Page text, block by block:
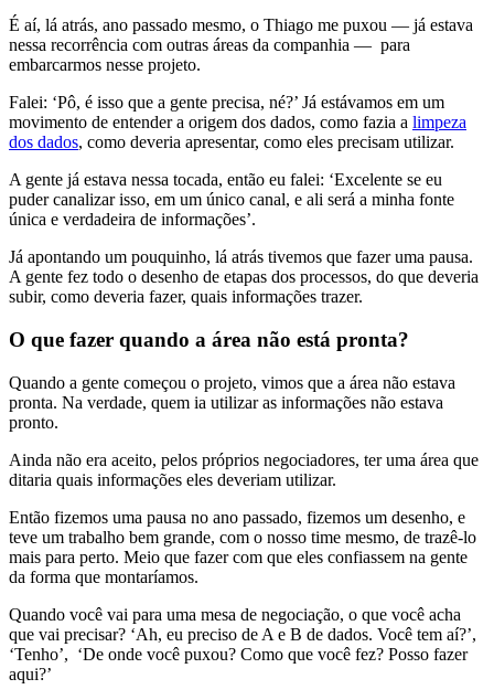
É aí, lá atrás, ano passado mesmo, o Thiago me puxou — já estava
nessa recorrência com outras áreas da companhia — para
embarcarmos nesse projeto.
Falei: ‘Pô, é isso que a gente precisa, né?’ Já estávamos em um
movimento de entender a origem dos dados, como fazia a limpeza
dos dados, como deveria apresentar, como eles precisam utilizar.
A gente já estava nessa tocada, então eu falei: ‘Excelente se eu
puder canalizar isso, em um único canal, e ali será a minha fonte
única e verdadeira de informações’.
Já apontando um pouquinho, lá atrás tivemos que fazer uma pausa.
A gente fez todo o desenho de etapas dos processos, do que deveria
subir, como deveria fazer, quais informações trazer.
O que fazer quando a área não está pronta?
Quando a gente começou o projeto, vimos que a área não estava
pronta. Na verdade, quem ia utilizar as informações não estava
pronto.
Ainda não era aceito, pelos próprios negociadores, ter uma área que
ditaria quais informações eles deveriam utilizar.
Então fizemos uma pausa no ano passado, fizemos um desenho, e
teve um trabalho bem grande, com o nosso time mesmo, de trazê-lo
mais para perto. Meio que fazer com que eles confiassem na gente
da forma que montaríamos.
Quando você vai para uma mesa de negociação, o que você acha
que vai precisar? ‘Ah, eu preciso de A e B de dados. Você tem aí?’,
‘Tenho’, ‘De onde você puxou? Como que você fez? Posso fazer
aqui?’